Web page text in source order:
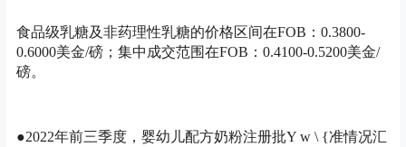
食品级乳糖及非药理性乳糖的价格区间在FOB：0.3800-
0.6000美金/磅；集中成交范围在FOB：0.4100-0.5200美金/
磅。
●2022年前三季度，婴幼儿配方奶粉注册批Y w \ {准情况汇